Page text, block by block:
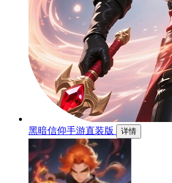
黑暗信仰手游直装版 详情